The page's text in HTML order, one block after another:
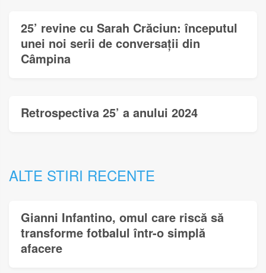
25’ revine cu Sarah Crăciun: începutul
unei noi serii de conversații din
Câmpina
Retrospectiva 25’ a anului 2024
ALTE STIRI RECENTE
Gianni Infantino, omul care riscă să
transforme fotbalul într-o simplă
afacere